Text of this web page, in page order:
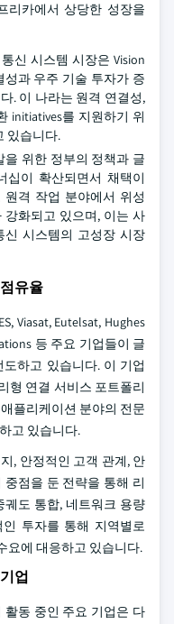
리카에서 상당한 성장을
신 시스템 시장은 Vision
과 우주 기술 투자가 증
. 이 나라는 원격 연결성,
initiatives를 지원하기 위
있습니다.
위한 정부의 정책과 글
십이 확산되면서 채택이
격 작업 분야에서 위성
화되고 있으며, 이는 사
신 시스템의 고성장 시장
유율
Viasat, Eutelsat, Hughes
등 주요 기업들이 글
하고 있습니다. 이 기업
형 연결 서비스 포트폴리
플리케이션 분야의 전문
고 있습니다.
, 안정적인 고객 관계, 안
점을 둔 전략을 통해 리
도 통합, 네트워크 용량
투자를 통해 지역별로
요에 대응하고 있습니다.
업
동 중인 주요 기업은 다